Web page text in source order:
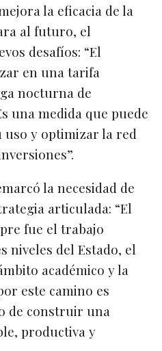
la eficacia de la
al futuro, el
desafíos: “El
en una tarifa
nocturna de
una medida que puede
uso y optimizar la red
la necesidad de
articulada: “El
fue el trabajo
niveles del Estado, el
académico y la
este camino es
de construir una
productiva y